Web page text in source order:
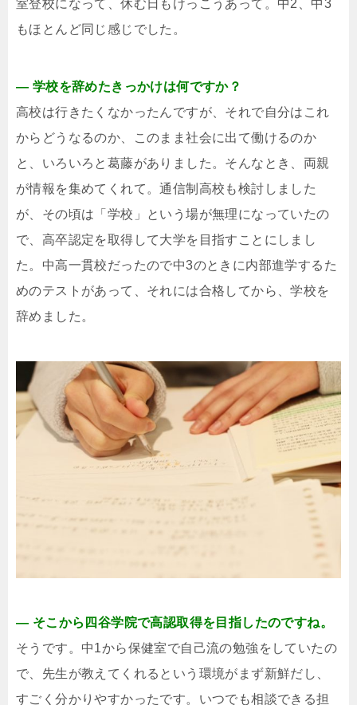
室登校になって、休む日もけっこうあって。中2、中3
もほとんど同じ感じでした。
― 学校を辞めたきっかけは何ですか？
高校は行きたくなかったんですが、それで自分はこれ
からどうなるのか、このまま社会に出て働けるのか
と、いろいろと葛藤がありました。そんなとき、両親
が情報を集めてくれて。通信制高校も検討しました
が、その頃は「学校」という場が無理になっていたの
で、高卒認定を取得して大学を目指すことにしまし
た。中高一貫校だったので中3のときに内部進学するた
めのテストがあって、それには合格してから、学校を
辞めました。
― そこから四谷学院で高認取得を目指したのですね。
そうです。中1から保健室で自己流の勉強をしていたの
で、先生が教えてくれるという環境がまず新鮮だし、
すごく分かりやすかったです。いつでも相談できる担